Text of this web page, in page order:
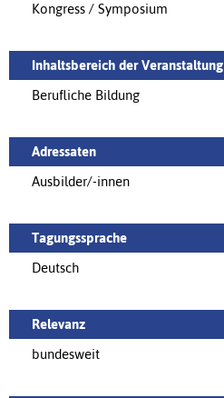
Kongress / Symposium
Inhaltsbereich der Veranstaltung
Berufliche Bildung
Adressaten
Ausbilder/-innen
Tagungssprache
Deutsch
Relevanz
bundesweit